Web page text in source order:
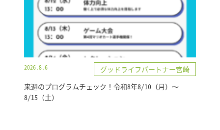
2026.8.6
グッドライフパートナー宮崎
来週のプログラムチェック！令和8年8/10（月）～
8/15（土）